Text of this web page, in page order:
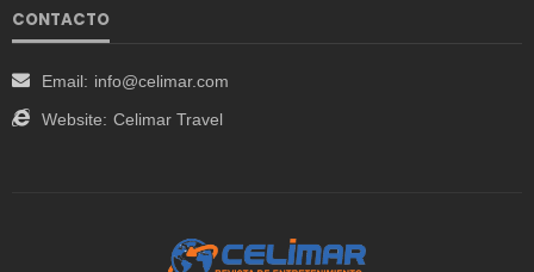
CONTACTO
Email: info@celimar.com
Website: Celimar Travel